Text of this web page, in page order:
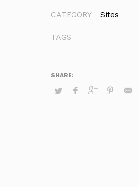
CATEGORY Sites
TAGS